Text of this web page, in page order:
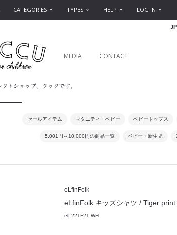
CATEGORIES TYPES HELP LOG IN
JP
MEDIA CONTACT
セールアイテム マタニティ・ベビー ベビートップス
5,001円～10,000円の商品一覧 ベビー・新生児
eLfinFolk
eLfinFolk キッズシャツ / Tiger
elf-221F21-WH